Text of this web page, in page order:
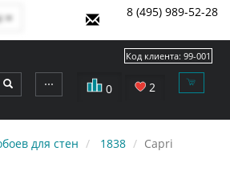
8 (495) 989-52-28
⋯ 0 2
Код клиента: 99-001
для стен 1838 Capri